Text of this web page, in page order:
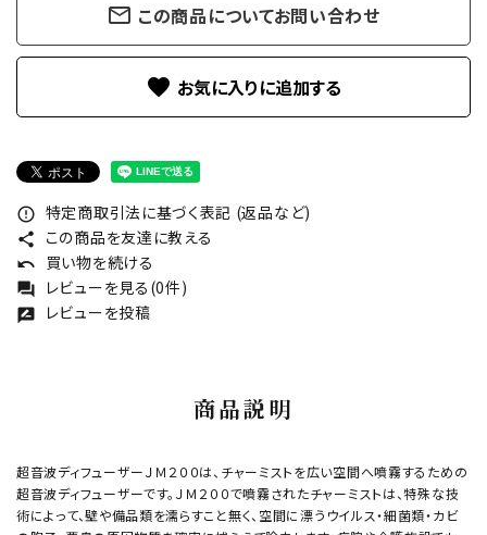
mail_outline この商品についてお問い合わせ
favorite
error_outline 特定商取引法に基づく表記 (返品など)
share この商品を友達に教える
undo 買い物を続ける
forum レビューを見る(0件)
rate_review レビューを投稿
商品説明
超音波ディフューザーＪＭ２００は、チャーミストを広い空間へ噴霧するための
超音波ディフューザーです。ＪＭ２００で噴霧されたチャーミストは、特殊な技
術によって、壁や備品類を濡らすこと無く、空間に漂うウイルス・細菌類・カビ